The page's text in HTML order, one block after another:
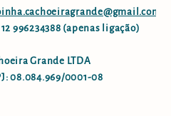
996234388 (apenas ligação)
Grande LTDA
08.084.969/0001-08